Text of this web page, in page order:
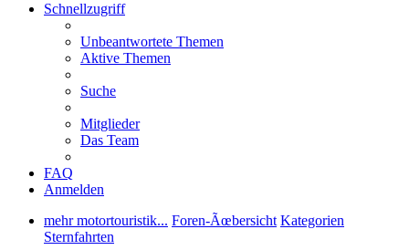
Schnellzugriff
Unbeantwortete Themen
Aktive Themen
Suche
Mitglieder
Das Team
FAQ
Anmelden
mehr motortouristik... Foren-Ãœbersicht Kategorien
Sternfahrten